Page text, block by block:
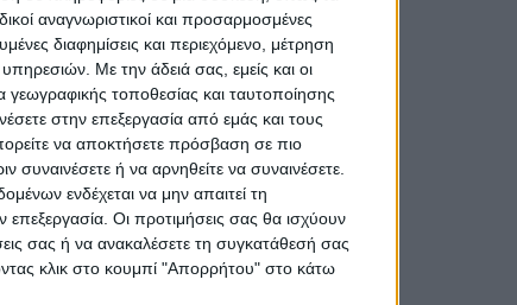
αναγνωριστικοί και προσαρμοσμένες
διαφημίσεις και περιεχόμενο, μέτρηση
υπηρεσιών. Με την άδειά σας, εμείς και οι
γεωγραφικής τοποθεσίας και ταυτοποίησης
στην επεξεργασία από εμάς και τους
να αποκτήσετε πρόσβαση σε πιο
συναινέσετε ή να αρνηθείτε να συναινέσετε.
ενδέχεται να μην απαιτεί τη
επεξεργασία. Οι προτιμήσεις σας θα ισχύουν
σας ή να ανακαλέσετε τη συγκατάθεσή σας
κλικ στο κουμπί "Απορρήτου" στο κάτω